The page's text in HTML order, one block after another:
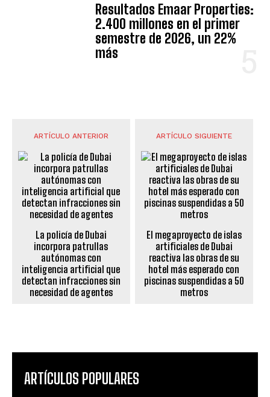
Resultados Emaar Properties:
2.400 millones en el primer
semestre de 2026, un 22%
más
ARTÍCULO ANTERIOR
La policía de Dubai
incorpora patrullas
autónomas con
inteligencia artificial que
detectan infracciones sin
necesidad de agentes
ARTÍCULO SIGUIENTE
El megaproyecto de islas
artificiales de Dubai
reactiva las obras de su
hotel más esperado con
piscinas suspendidas a 50
metros
ARTÍCULOS POPULARES